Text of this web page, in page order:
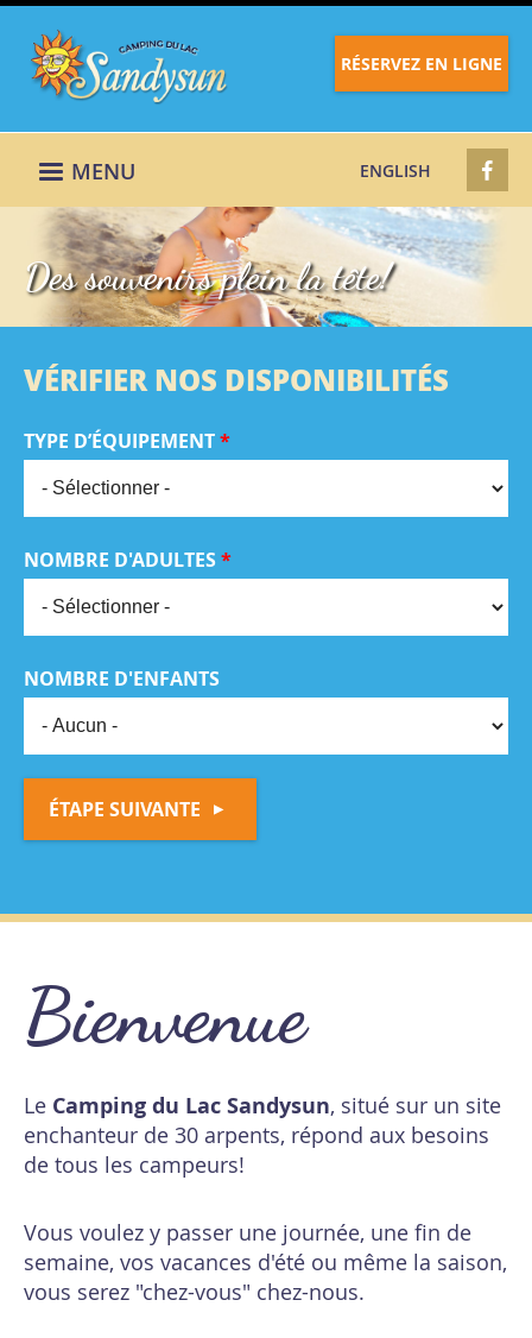
RÉSERVEZ EN LIGNE
MENU ENGLISH
Des souvenirs plein la tête!
VÉRIFIER NOS DISPONIBILITÉS
TYPE D’ÉQUIPEMENT*
NOMBRE D'ADULTES*
NOMBRE D'ENFANTS
ÉTAPE SUIVANTE
Bienvenue
Le Camping du Lac Sandysun, situé sur un site
enchanteur de 30 arpents, répond aux besoins
de tous les campeurs!
Vous voulez y passer une journée, une fin de
semaine, vos vacances d'été ou même la saison,
vous serez "chez-vous" chez-nous.